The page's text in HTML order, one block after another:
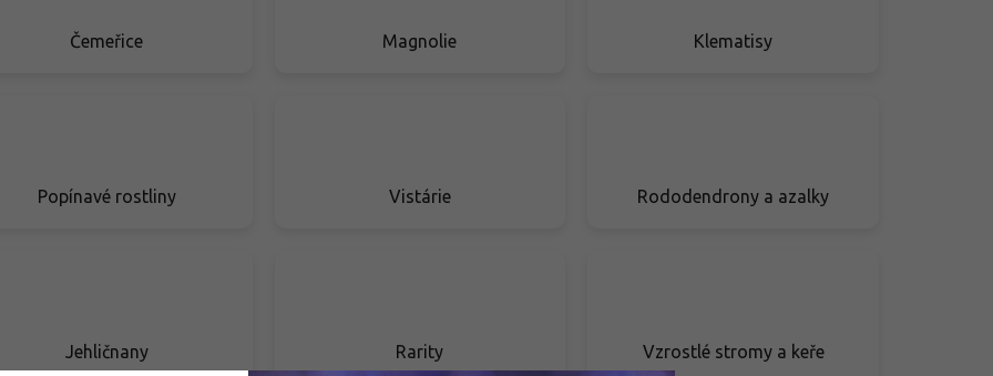
Čemeřice Magnolie Klematisy
Popínavé rostliny Vistárie Rododendrony a azalky
Jehličnany Rarity Vzrostlé stromy a keře